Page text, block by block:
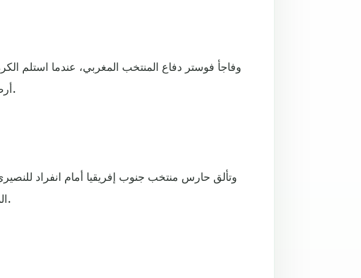
وفاجأ فوستر دفاع المنتخب المغربي، عندما استلم
أرضية، وسجل الهدف الأول في الدقيقة (9).
وتألق حارس منتخب جنوب إفريقيا أمام انفراد
المنتخب المغربي افتقدوا للفعالية الهجومية.